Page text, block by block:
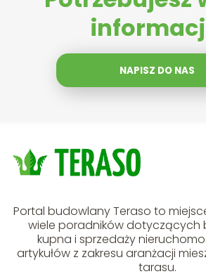
NAPISZ DO NAS
Portal budowlany Teraso to
wiele poradników dotyczących
kupna i sprzedaży
artykułów z zakresu aranżacji
tarasu.